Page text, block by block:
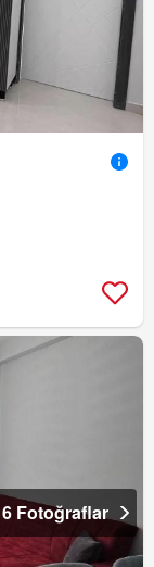
6 Fotoğraflar